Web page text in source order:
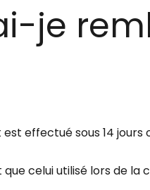
je
effectué sous 14 jours
celui utilisé lors de